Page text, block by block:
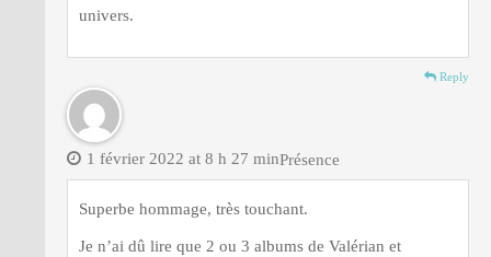
univers.
Reply
Présence
1 février 2022 at 8 h 27 min
Superbe hommage, très touchant.
Je n’ai dû lire que 2 ou 3 albums de Valérian et